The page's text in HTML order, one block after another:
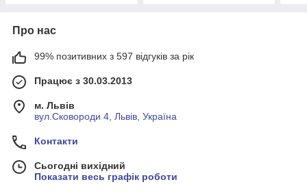
Про нас
99% позитивних з 597 відгуків за рік
Працює з 30.03.2013
м. Львів
вул.Сковороди 4, Львів, Україна
Контакти
Сьогодні вихідний
Показати весь графік роботи